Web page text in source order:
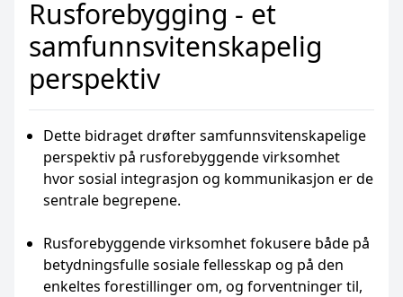
Rusforebygging - et
samfunnsvitenskapelig
perspektiv
Dette bidraget drøfter samfunnsvitenskapelige
perspektiv på rusforebyggende virksomhet
hvor sosial integrasjon og kommunikasjon er de
sentrale begrepene.
Rusforebyggende virksomhet fokusere både på
betydningsfulle sosiale fellesskap og på den
enkeltes forestillinger om, og forventninger til,